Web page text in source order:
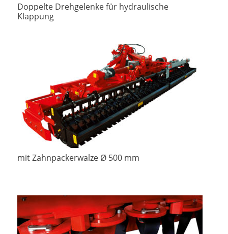
Doppelte Drehgelenke für hydraulische
Klappung
mit Zahnpackerwalze Ø 500 mm